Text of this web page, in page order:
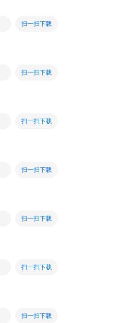
扫一扫下载
扫一扫下载
扫一扫下载
扫一扫下载
扫一扫下载
扫一扫下载
扫一扫下载